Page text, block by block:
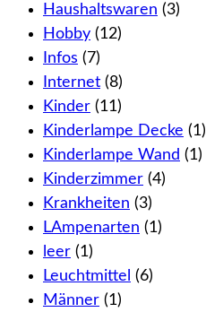
Haushaltswaren (3)
Hobby (12)
Infos (7)
Internet (8)
Kinder (11)
Kinderlampe Decke (1)
Kinderlampe Wand (1)
Kinderzimmer (4)
Krankheiten (3)
LAmpenarten (1)
leer (1)
Leuchtmittel (6)
Männer (1)